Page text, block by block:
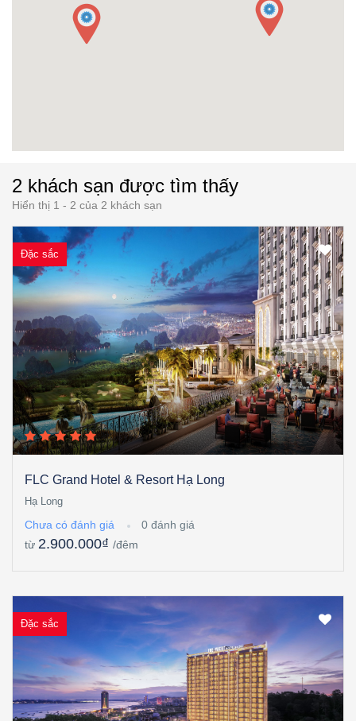
2 khách sạn được tìm thấy
Hiển thị 1 - 2 của 2 khách sạn
Đặc sắc
FLC Grand Hotel & Resort Hạ Long
Hạ Long
Chưa có đánh giá
0 đánh giá
từ 2.900.000₫ /đêm
Đặc sắc